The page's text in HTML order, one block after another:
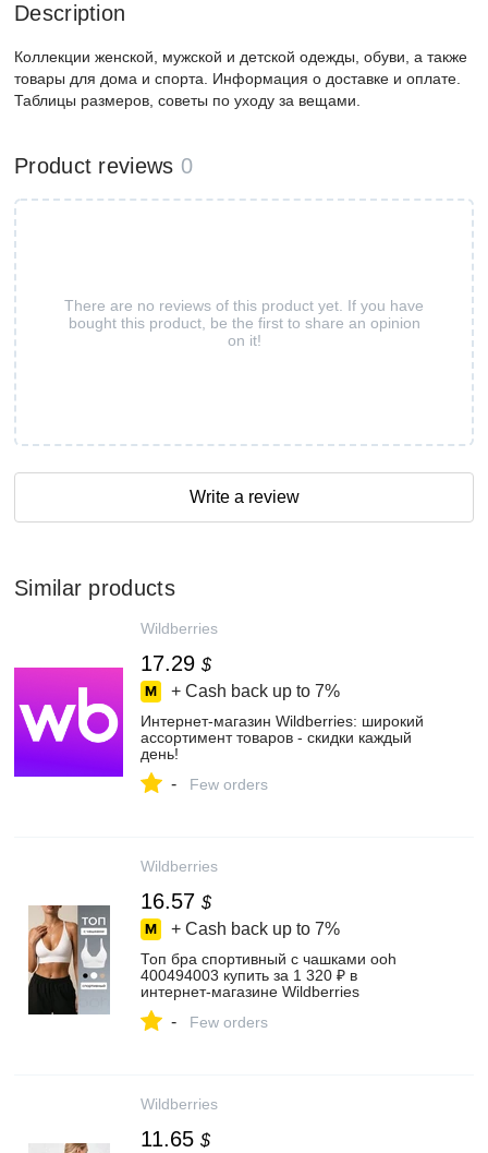
Description
Коллекции женской, мужской и детской одежды, обуви, а также
товары для дома и спорта. Информация о доставке и оплате.
Таблицы размеров, советы по уходу за вещами.
Product reviews 0
There are no reviews of this product yet. If you have
bought this product, be the first to share an opinion
on it!
Write a review
Similar products
Wildberries
17.29 $
+ Cash back up to 7%
Интернет‑магазин Wildberries: широкий
ассортимент товаров - скидки каждый
день!
- Few orders
Wildberries
16.57 $
+ Cash back up to 7%
Топ бра спортивный с чашками ooh
400494003 купить за 1 320 ₽ в
интернет‑магазине Wildberries
- Few orders
Wildberries
11.65 $